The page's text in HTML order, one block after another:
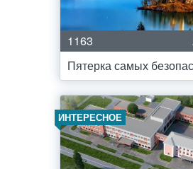
1163
Пятерка самых
ИНТЕРЕСНОЕ